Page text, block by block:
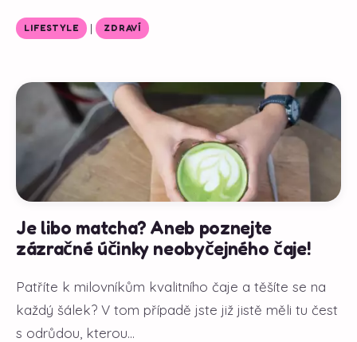
LIFESTYLE | ZDRAVÍ
Je libo matcha? Aneb poznejte
zázračné účinky neobyčejného čaje!
Patříte k milovníkům kvalitního čaje a těšíte se na
každý šálek? V tom případě jste již jistě měli tu čest
s odrůdou, kterou...